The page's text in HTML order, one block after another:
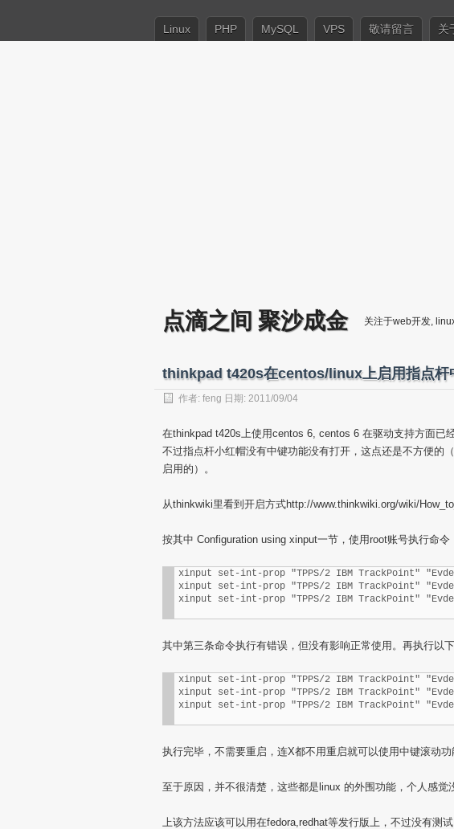
Linux PHP MySQL VPS 敬请留言 关
点滴之间 聚沙成金 关注于web开发,
thinkpad t420s在centos/linux上启用指点杆
作者: feng 日期: 2011/09/04
在thinkpad t420s上使用centos 6, centos 6 在驱动支持方面已
不过指点杆小红帽没有中键功能没有打开，这点还是不方便的
启用的）。
从thinkwiki里看到开启方式http://www.thinkwiki.org/wiki/
按其中 Configuration using xinput一节，使用root账号执行命令
xinput set-int-prop "TPPS/2 IBM TrackPoint"
xinput set-int-prop "TPPS/2 IBM TrackPoint"
xinput set-int-prop "TPPS/2 IBM TrackPoint"
其中第三条命令执行有错误，但没有影响正常使用。再执行以
xinput set-int-prop "TPPS/2 IBM TrackPoint"
xinput set-int-prop "TPPS/2 IBM TrackPoint"
xinput set-int-prop "TPPS/2 IBM TrackPoint"
执行完毕，不需要重启，连X都不用重启就可以使用中键滚动功
至于原因，并不很清楚，这些都是linux 的外围功能，个人感觉
上该方法应该可以用在fedora,redhat等发行版上，不过没有测试